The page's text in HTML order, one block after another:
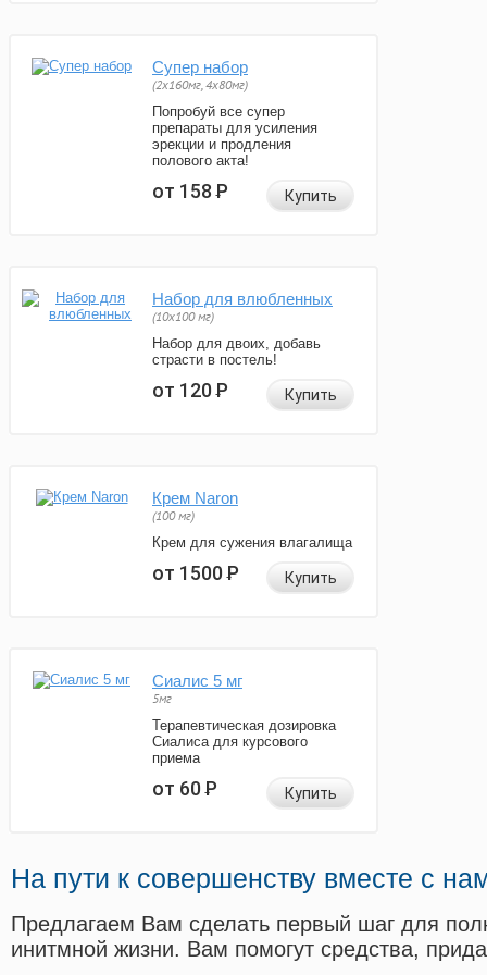
Супер набор
(2х160мг, 4х80мг)
Попробуй все супер
препараты для усиления
эрекции и продления
полового акта!
от 158Р Купить
Набор для влюбленных
(10х100 мг)
Набор для двоих, добавь
страсти в постель!
от 120Р Купить
Крем Naron
(100 мг)
Крем для сужения влагалища
от 1500Р Купить
Сиалис 5 мг
5мг
Терапевтическая дозировка
Сиалиса для курсового
приема
от 60Р Купить
На пути к совершенству вместе с
Предлагаем Вам сделать первый шаг для
инитмной жизни. Вам помогут средства,